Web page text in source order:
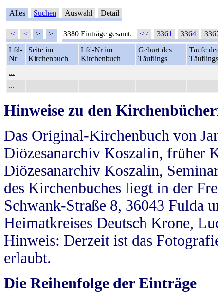
Alles Suchen Auswahl Detail
|< < > >| 3380 Einträge gesamt: << 3361 3364
Lfd-
Nr
Seite im
Kirchenbuch
Lfd-Nr im
Kirchenbuch
Geburt des
Täuflings
Taufe
Täuflings
...
...
Hinweise zu den
Das Original-Kirchenbuch von
Diözesanarchiv Koszalin, früher
Diözesanarchiv Koszalin,
des Kirchenbuches liegt in der
Schwank-Straße 8, 36043 Fulda
Heimatkreises Deutsch Krone,
Hinweis: Derzeit ist das
erlaubt.
Die Reihenfolge der Einträge